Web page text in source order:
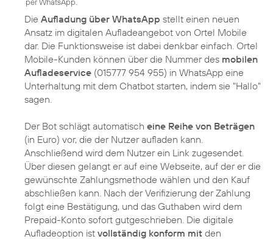
Die Aufladung über WhatsApp stellt einen neuen
Ansatz im digitalen Aufladeangebot von Ortel Mobile
dar. Die Funktionsweise ist dabei denkbar einfach. Ortel
Mobile-Kunden können über die Nummer des mobilen
Aufladeservice (015777 954 955) in WhatsApp eine
Unterhaltung mit dem Chatbot starten, indem sie "Hallo"
sagen.
Der Bot schlägt automatisch eine Reihe von Beträgen
(in Euro) vor, die der Nutzer aufladen kann.
Anschließend wird dem Nutzer ein Link zugesendet.
Über diesen gelangt er auf eine Webseite, auf der er die
gewünschte Zahlungsmethode wählen und den Kauf
abschließen kann. Nach der Verifizierung der Zahlung
folgt eine Bestätigung, und das Guthaben wird dem
Prepaid-Konto sofort gutgeschrieben. Die digitale
Aufladeoption ist vollständig konform mit den